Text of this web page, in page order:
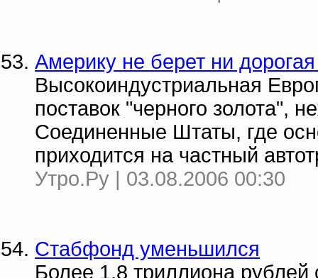
Америку не берет ни
Высокоиндустриальная
поставок "черного золота",
Соединенные Штаты, где
приходится на частный
Утро.Ру | 03.08.2006 00:30
Стабфонд уменьшился
Более 1,8 триллиона рублей